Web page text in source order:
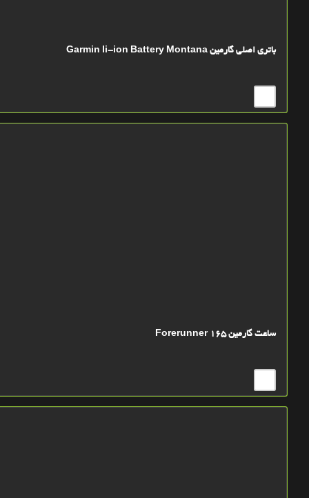
باتري اصلي گارمین Garmin li-ion Battery Montana
ساعت گارمین Forerunner 165